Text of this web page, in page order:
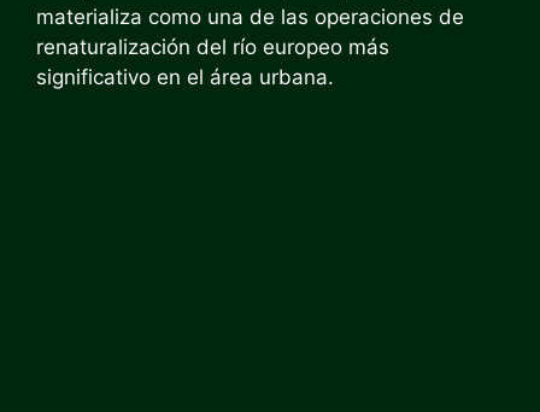
materializa como una de las operaciones de
renaturalización del río europeo más
significativo en el área urbana.